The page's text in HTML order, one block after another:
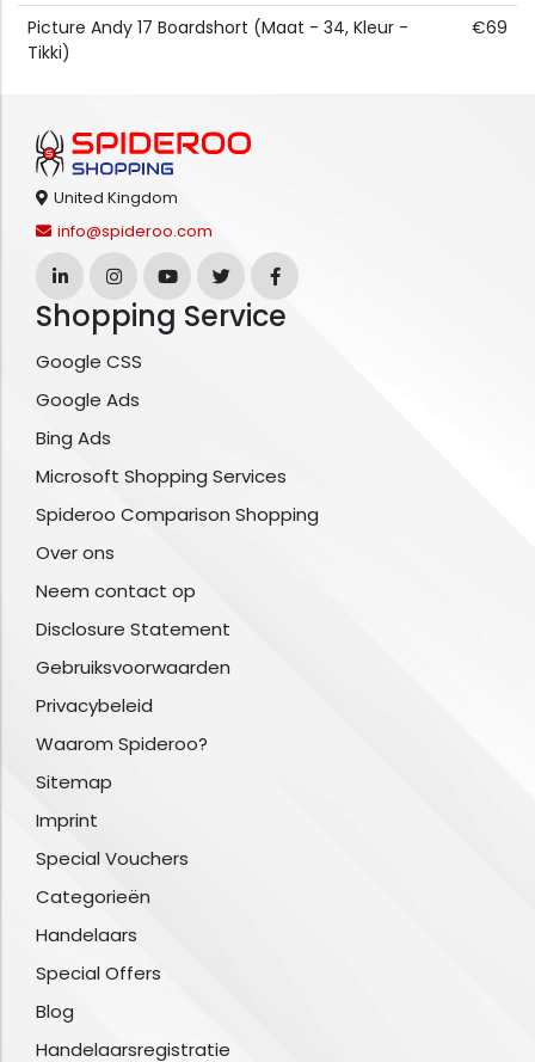
Picture Andy 17 Boardshort (Maat - 34, Kleur -
Tikki)
€69
United Kingdom
info@spideroo.com
Shopping Service
Google CSS
Google Ads
Bing Ads
Microsoft Shopping Services
Spideroo Comparison Shopping
Over ons
Neem contact op
Disclosure Statement
Gebruiksvoorwaarden
Privacybeleid
Waarom Spideroo?
Sitemap
Imprint
Special Vouchers
Categorieën
Handelaars
Special Offers
Blog
Handelaarsregistratie